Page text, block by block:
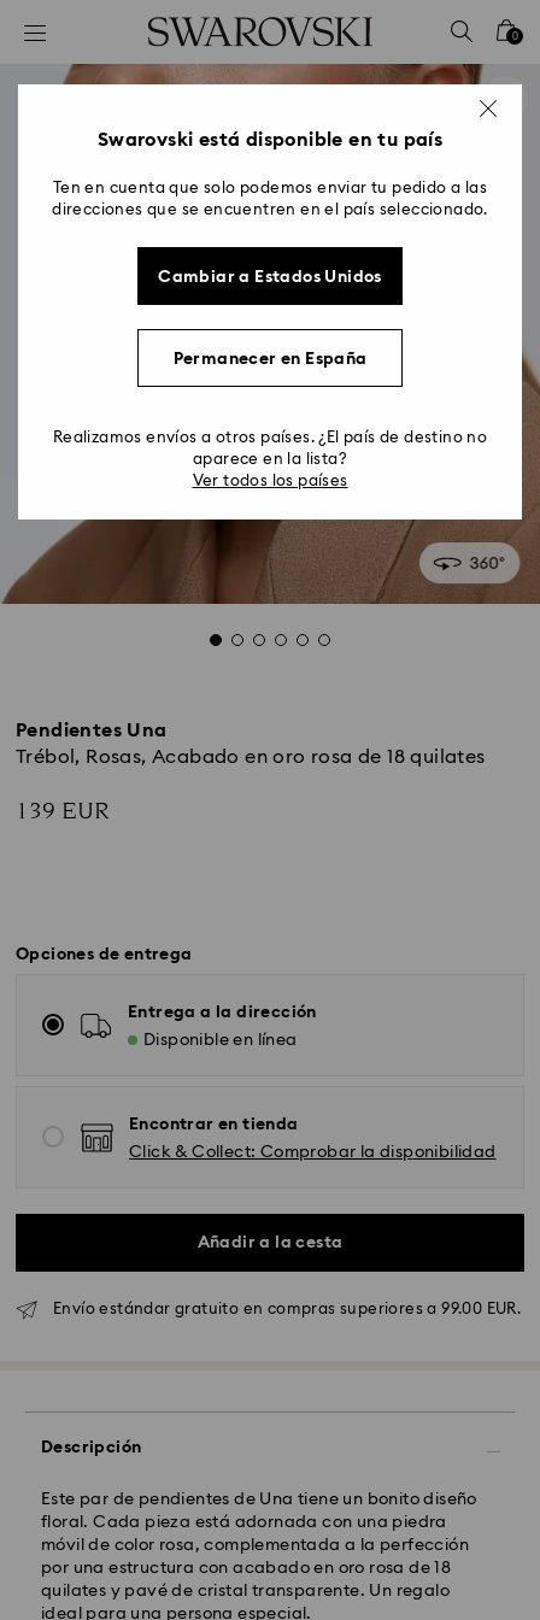
Accesskeys list
0 - Header
2 - Footer
0
Pendientes Una
Trébol, Rosas, Acabado en oro rosa de 18 quilates
139 EUR
Opciones de entrega
Entrega a la dirección
Disponible en línea
Encontrar en tienda
Click & Collect: Comprobar la disponibilidad
Añadir a la cesta
Envío estándar gratuito en compras superiores a 99.00 EUR.
Descripción
Este par de pendientes de Una tiene un bonito diseño
floral. Cada pieza está adornada con una piedra
móvil de color rosa, complementada a la perfección
por una estructura con acabado en oro rosa de 18
quilates y pavé de cristal transparente. Un regalo
ideal para una persona especial.
Envío Standard - GLS
10:00h CET serán procesados y enviados el mismo día
laboral.
del procesamiento y envío. (5-6 días a las Islas
Los pedidos realizados de lunes a viernes antes de las
14:30h CET serán procesados y enviados el mismo día
laboral.
Tiempo de envío exprés: 1-2 días laborables después
Swarovski está disponible en tu país
Ten en cuenta que solo podemos enviar tu pedido a las
direcciones que se encuentren en el país seleccionado.
Cambiar a Estados Unidos
Permanecer en España
Realizamos envíos a otros países. ¿El país de destino no
aparece en la lista?
Ver todos los países